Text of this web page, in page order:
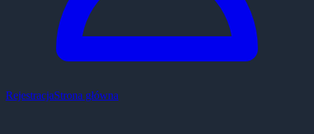
RejestracjaStrona główna